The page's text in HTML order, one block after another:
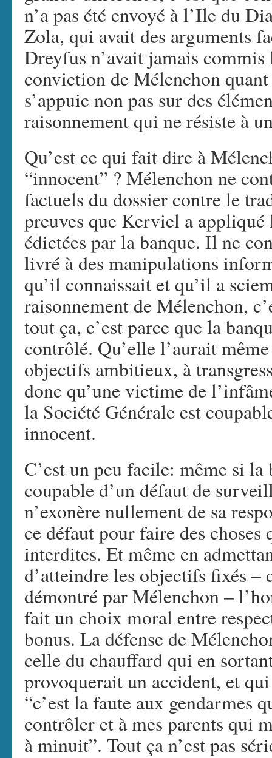
n’a pas été envoyé à l’Ile du
Zola, qui avait des arguments
Dreyfus n’avait jamais
conviction de Mélenchon
s’appuie non pas sur des
raisonnement qui ne résiste à
Qu’est ce qui fait dire à
“innocent” ? Mélenchon ne
factuels du dossier contre le
preuves que Kerviel a
édictées par la banque. Il ne
livré à des manipulations
qu’il connaissait et qu’il a
raisonnement de Mélenchon,
tout ça, c’est parce que la
contrôlé. Qu’elle l’aurait
objectifs ambitieux, à
donc qu’une victime de
la Société Générale est
innocent.
C’est un peu facile: même si
coupable d’un défaut de
n’exonère nullement de sa
ce défaut pour faire des
interdites. Et même en
d’atteindre les objectifs fixés –
démontré par Mélenchon –
fait un choix moral entre
bonus. La défense de
celle du chauffard qui en
provoquerait un accident, et
“c’est la faute aux gendarmes
contrôler et à mes parents qui
à minuit”. Tout ça n’est pas